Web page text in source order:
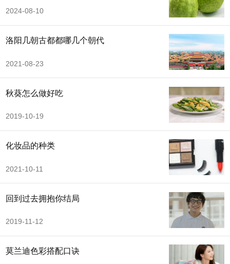
2024-08-10
洛阳几朝古都都哪几个朝代
2021-08-23
秋葵怎么做好吃
2019-10-19
化妆品的种类
2021-10-11
回到过去拥抱你结局
2019-11-12
莫兰迪色彩搭配口诀